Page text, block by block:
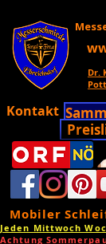
Dr.
Kontakt
Mobiler
Jeden Mittwoch
Achtung